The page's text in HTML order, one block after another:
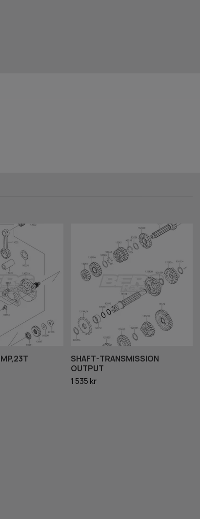
SHAFT-TRANSMISSION
OUTPUT
1 535 kr